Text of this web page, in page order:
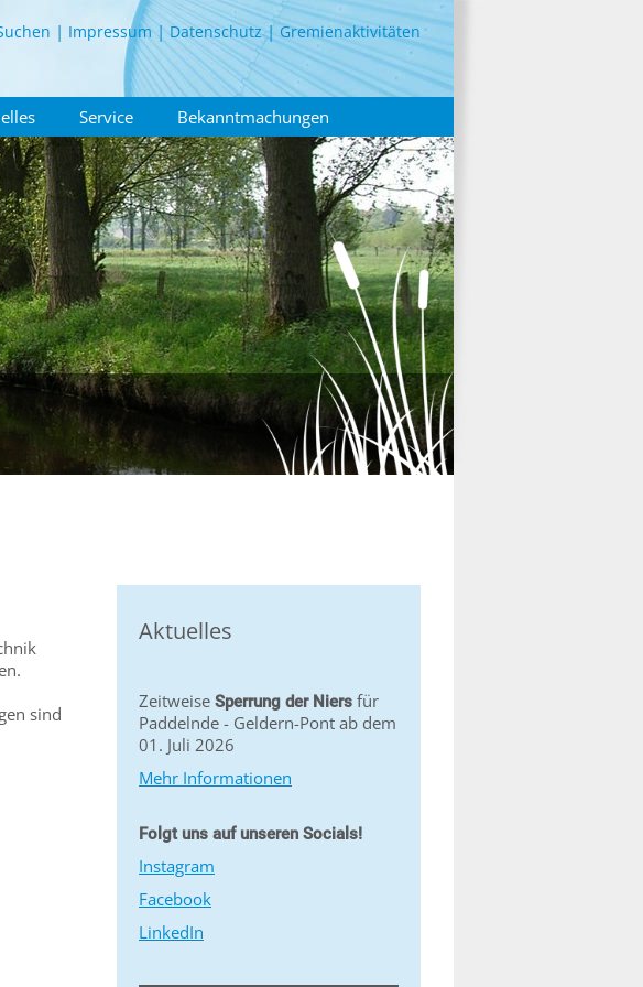
Impressum Datenschutz Gremienaktivitäten
Service Bekanntmachungen
sind
Aktuelles
Zeitweise Sperrung der Niers für
Paddelnde - Geldern-Pont ab dem
01. Juli 2026
Mehr Informationen
Folgt uns auf unseren Socials!
Instagram
Facebook
LinkedIn